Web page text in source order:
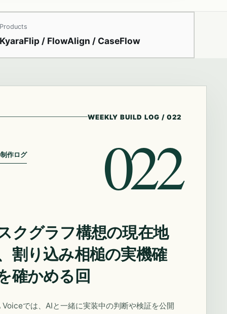
Products
KyaraFlip / FlowAlign / CaseFlow
WEEKLY BUILD LOG / 022
作ログ 022
クグラフ構想の現在地
割り込み相槌の実機確
確かめる回
Voiceでは、AIと一緒に実装中の判断や検証を公開